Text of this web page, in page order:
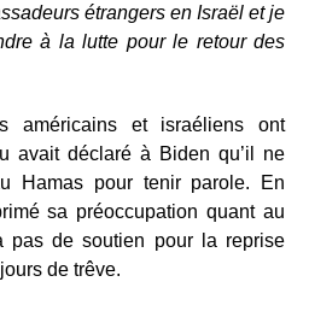
étrangers en Israël et je
à la lutte pour le retour des
américains et israéliens ont
avait déclaré à Biden qu’il ne
Hamas pour tenir parole. En
sa préoccupation quant au
pas de soutien pour la reprise
de trêve.